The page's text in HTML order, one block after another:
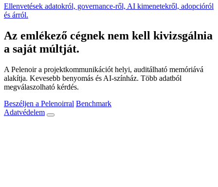
Ellenvetések adatokról, governance-ről, AI kimenetekről, adopcióról
és árról.
Az emlékező cégnek nem kell kivizsgálnia
a saját múltját.
A Pelenoir a projektkommunikációt helyi, auditálható memóriává
alakítja. Kevesebb benyomás és AI-színház. Több adatból
megválaszolható kérdés.
Beszéljen a Pelenoirral Benchmark
Adatvédelem